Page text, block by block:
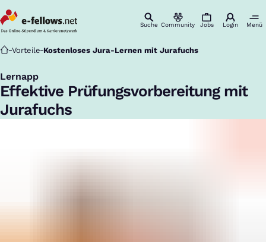
Suche Community Jobs Login Menü
Startseite
Vorteile Kostenloses Jura-Lernen mit Jurafuchs
Lernapp
:
Effektive Prüfungsvorbereitung mit
Jurafuchs